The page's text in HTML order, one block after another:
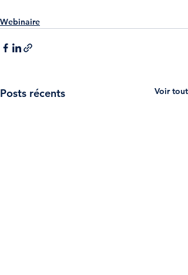
Webinaire
Posts récents Voir tout